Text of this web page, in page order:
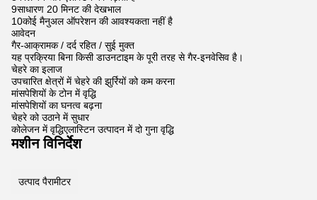
9साधारण 20 मिनट की देखभाल
10कोई मैनुअल ऑपरेशन की आवश्यकता नहीं है
आवेदन
गैर-आक्रामक / दर्द रहित / सुई मुक्त
यह प्रक्रिया बिना किसी डाउनटाइम के पूरी तरह से गैर-इनवेसिव है।
चेहरे का इलाज
उपचारित क्षेत्रों में चेहरे की झुर्रियों को कम करना
मांसपेशियों के टोन में वृद्धि
मांसपेशियों का घनत्व बढ़ना
चेहरे को उठाने में सुधार
कोलेजन में वृद्धिएलास्टिन उत्पादन में दो गुना वृद्धि
मशीन विनिर्देश
उत्पाद पैरामीटर